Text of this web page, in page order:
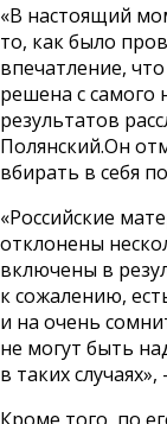
«В настоящий
то, как было
впечатление,
решена с самого
результатов
Полянский.Он
вбирать в себя
«Российские
отклонены
включены в
к сожалению,
и на очень
не могут быть
в таких